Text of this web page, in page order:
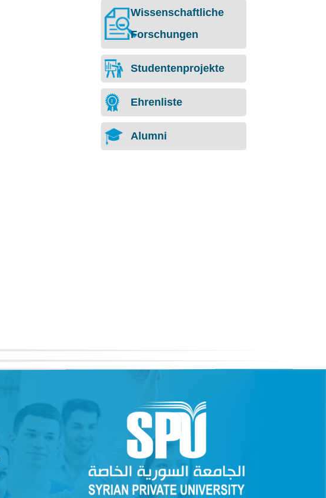
Wissenschaftliche
Forschungen
Studentenprojekte
Ehrenliste
Alumni